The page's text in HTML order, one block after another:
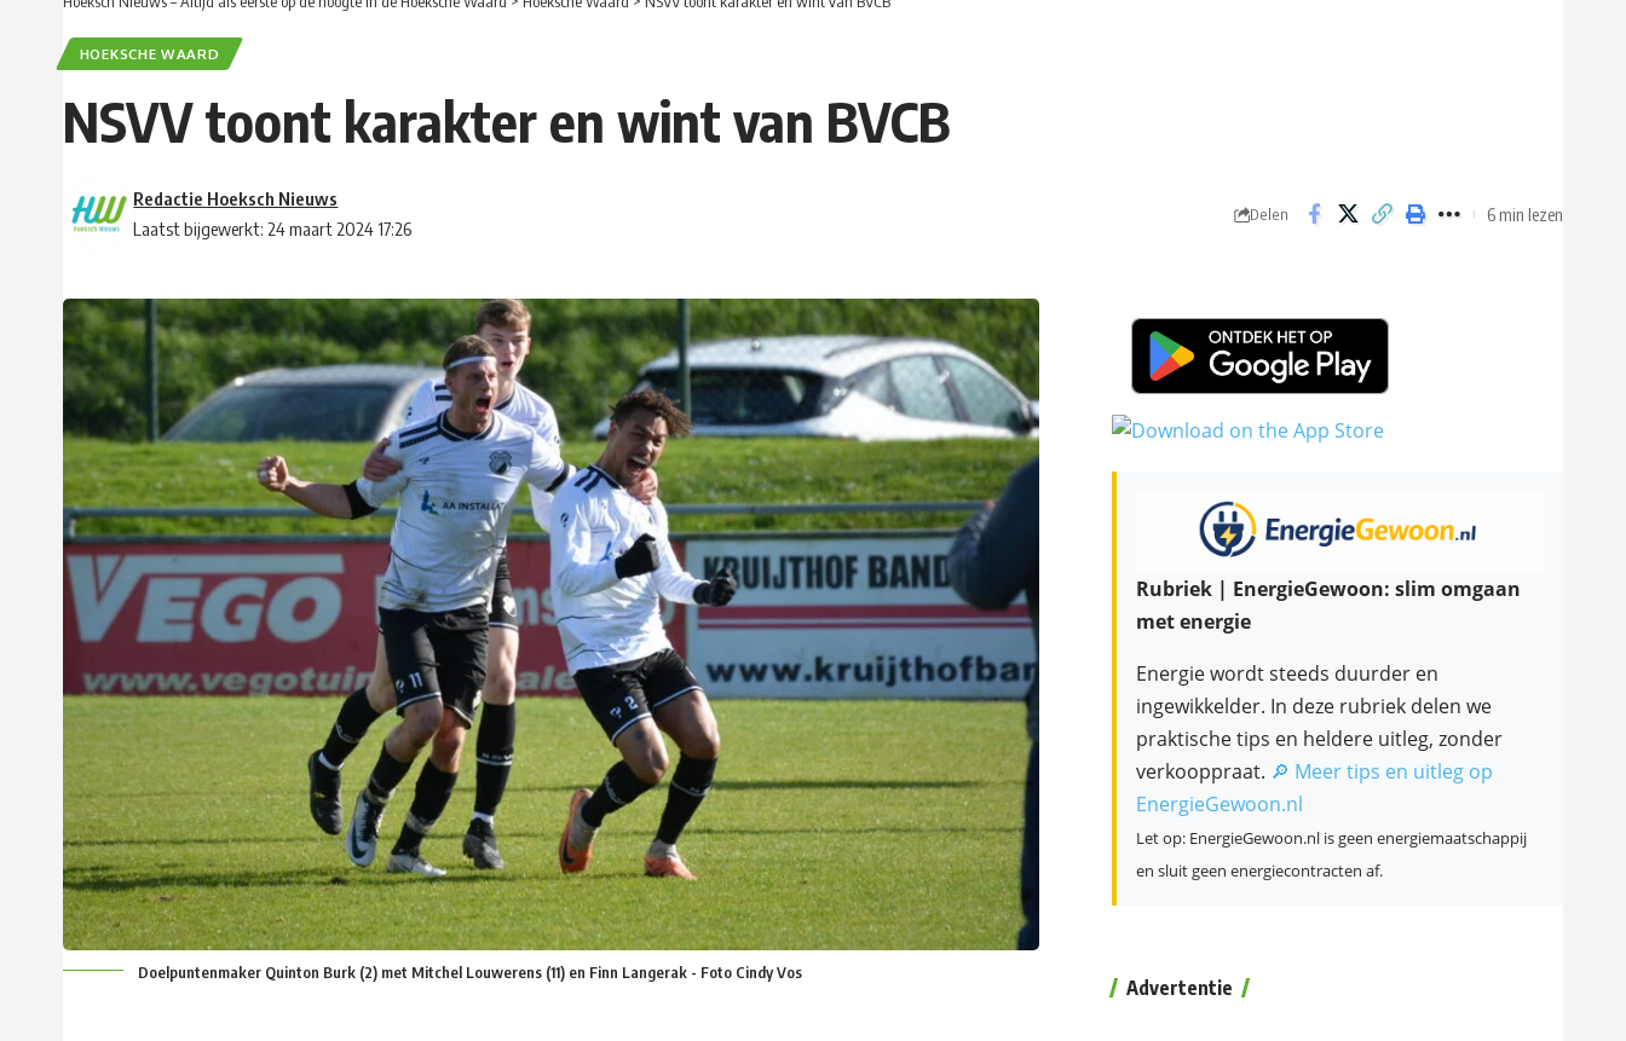
HOEKSCHE WAARD
NSVV toont karakter en wint van BVCB
Laatst bijgewerkt: 24 maart 2024 17:26
Redactie Hoeksch Nieuws
Delen 6 min lezen
Doelpuntenmaker Quinton Burk (2) met Mitchel Louwerens (11) en Finn Langerak - Foto Cindy Vos
Rubriek | EnergieGewoon: slim omgaan
met energie
Energie wordt steeds duurder en
ingewikkelder. In deze rubriek delen we
praktische tips en heldere uitleg, zonder
verkooppraat. 🔎 Meer tips en uitleg op
EnergieGewoon.nl
Let op: EnergieGewoon.nl is geen energiemaatschappij
en sluit geen energiecontracten af.
Advertentie